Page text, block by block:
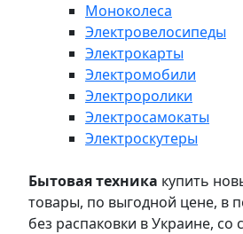
Моноколеса
Электровелосипеды
Электрокарты
Электромобили
Электроролики
Электросамокаты
Электроскутеры
Бытовая техника купить
товары, по выгодной цене, в
без распаковки в Украине, со